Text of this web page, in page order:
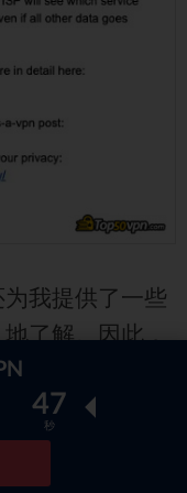
我提供了一些
了解。因此，
客户支持也很
付方式
46
秒